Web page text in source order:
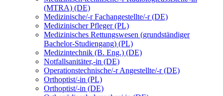
(MTRA) (DE)
Medizinische/-r Fachangestellte/-r (DE)
Medizinischer Pfleger (PL)
Medizinisches Rettungswesen (grundständiger
Bachelor-Studiengang) (PL)
Medizintechnik (B. Eng.) (DE)
Notfallsanitäter,-in (DE)
Operationstechnische/-r Angestellte/-r (DE)
Orthoptist/-in (PL)
Orthoptist/-in (DE)